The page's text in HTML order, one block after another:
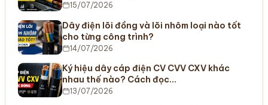
15/07/2026
Dây điện lõi đồng và lõi nhôm loại nào tốt
cho từng công trình?
14/07/2026
Ký hiệu dây cáp điện CV CVV CXV khác
nhau thế nào? Cách đọc…
13/07/2026